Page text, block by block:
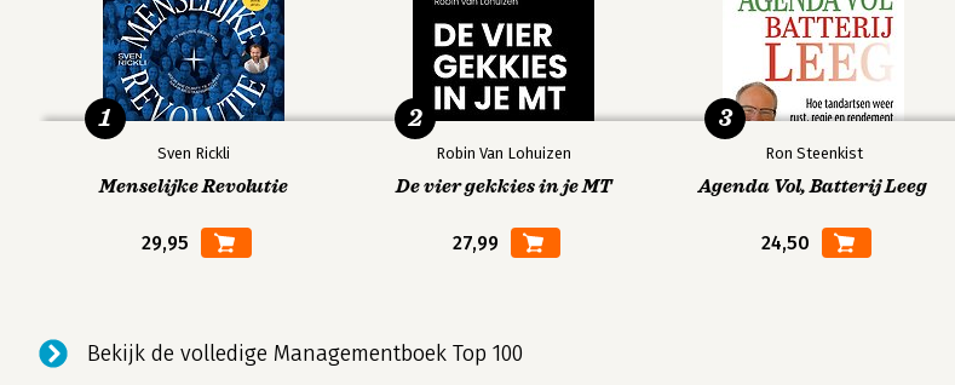
Sven Rickli
Menselijke Revolutie
29,95
1
Robin Van Lohuizen
De vier gekkies in je MT
27,99
2
Ron Steenkist
Agenda Vol, Batterij Leeg
24,50
3
Bekijk de volledige Managementboek Top 100